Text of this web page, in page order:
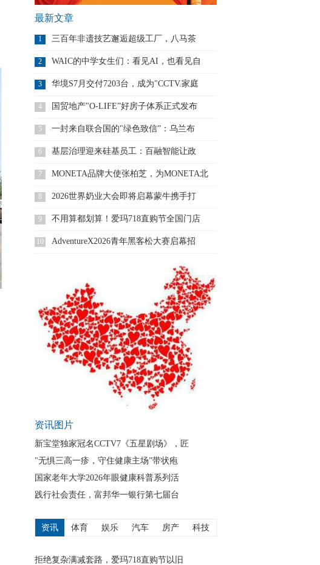
最新文章
1 三百年非遗技艺邂逅超级工厂，八马茶
2 WAIC的中学女生们：看见AI，也看见自
3 华境S7月交付7203台，成为"CCTV.家庭
4 国贸地产"O-LIFE”好房子体系正式发布
5 一封来自联合国的"绿色致信”：乌兰布
6 基层治理迎来硅基员工：百融智能让政
7
MONETA品牌大使张柏芝，为MONETA北
8 2026世界奶业大会即将启幕蒙牛携手打
9 不用算都划算！爱玛718直购节全国门店
10 AdventureX2026青年黑客松大赛启幕招
资讯图片
新宝堂独家冠名CCTV7《五星剧场》，匠
"无惧三高一疹，守住健康主场”带状疱
国家老年大学2026年眼健康科普系列活
践行社会责任，富邦华一银行第七届台
资讯 体育 娱乐 汽车 房产 科技
拒绝复杂满减套路，爱玛718直购节以旧